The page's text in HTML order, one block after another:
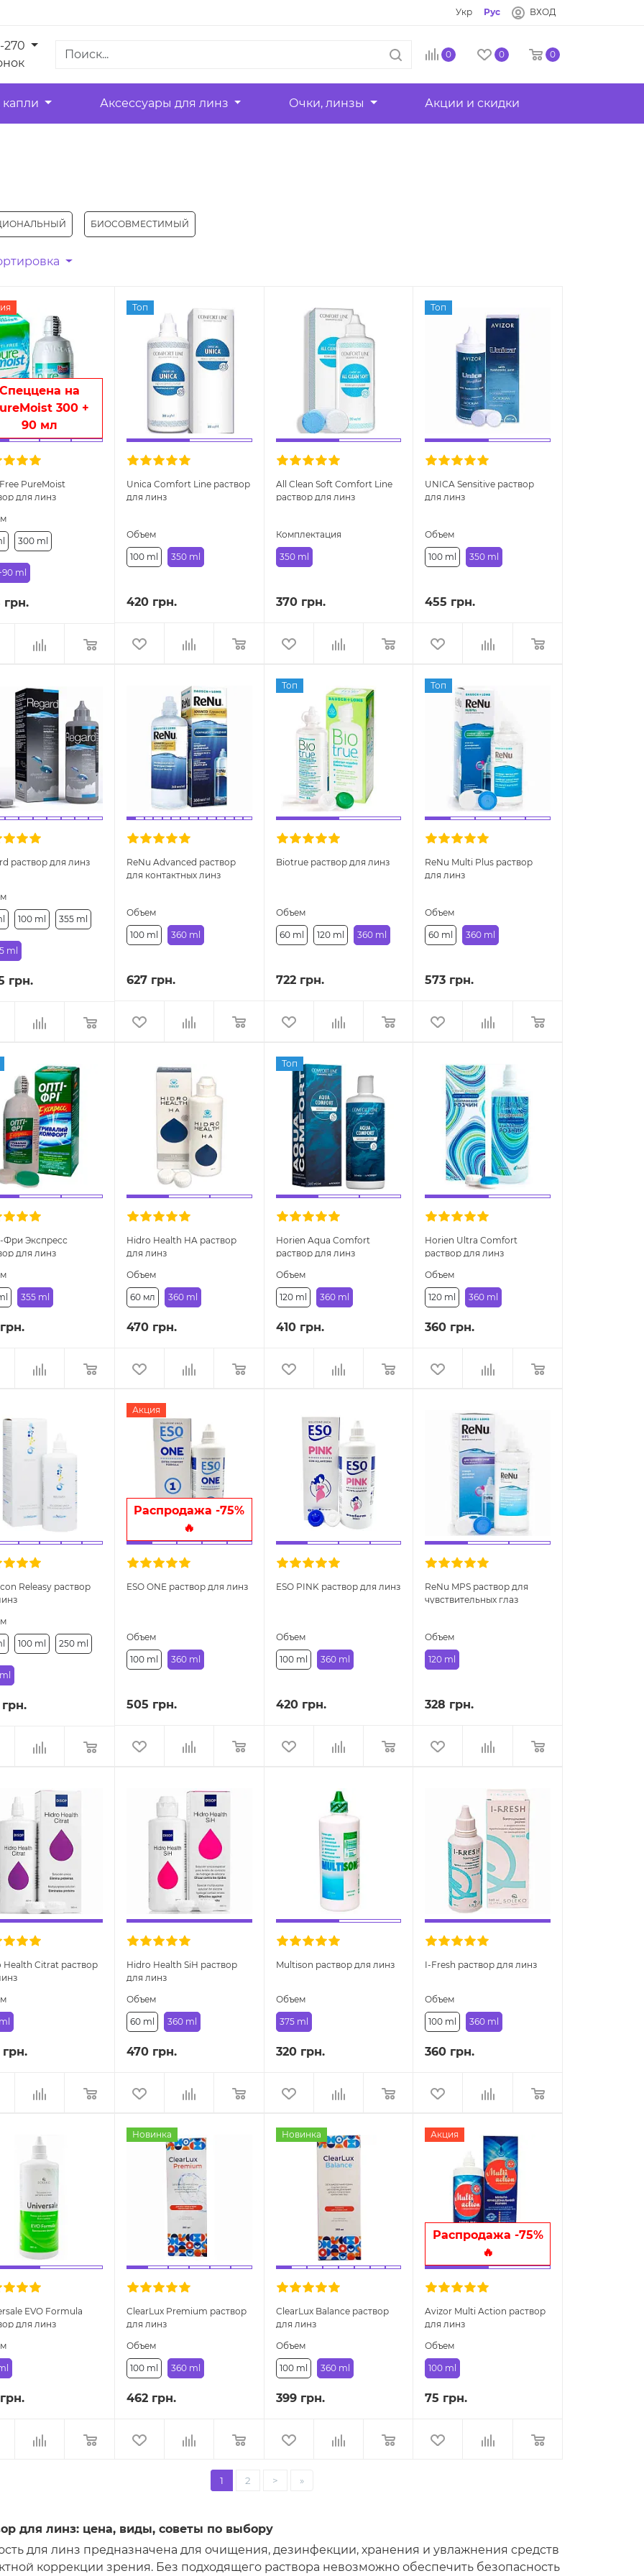
Укр Рус ВХОД
270
0 0 0
капли Аксессуары для линз Очки, линзы Акции и скидки
БИОСОВМЕСТИМЫЙ
Спеццена на
300 +
90 мл
PureMoist
для линз
300 ml
ml
грн.
Топ
Unica Comfort Line раствор
для линз
Объем
100 ml 350 ml
420 грн.
All Clean Soft Comfort Line
раствор для линз
Комплектация
350 ml
370 грн.
Топ
UNICA Sensitive раствор
для линз
Объем
100 ml 350 ml
455 грн.
раствор для линз
100 ml 355 ml
ml
грн.
ReNu Advanced раствор
для контактных линз
Объем
100 ml 360 ml
627 грн.
Топ
Biotrue раствор для линз
Объем
60 ml 120 ml 360 ml
722 грн.
Топ
ReNu Multi Plus раствор
для линз
Объем
60 ml 360 ml
573 грн.
Фри Экспресс
для линз
355 ml
Hidro Health HA раствор
для линз
Объем
60 мл 360 ml
470 грн.
Топ
Horien Aqua Comfort
раствор для линз
Объем
120 ml 360 ml
410 грн.
Horien Ultra Comfort
раствор для линз
Объем
120 ml 360 ml
360 грн.
Releasy раствор
100 ml 250 ml
Акция
Pаспродажа -75%
🔥
ESO ONE раствор для линз
Объем
100 ml 360 ml
505 грн.
ESO PINK раствор для линз
Объем
100 ml 360 ml
420 грн.
ReNu MPS раствор для
чувствительных глаз
Объем
120 ml
328 грн.
Health Citrat раствор
Hidro Health SiH раствор
для линз
Объем
60 ml 360 ml
470 грн.
Multison раствор для линз
Объем
375 ml
320 грн.
I-Fresh раствор для линз
Объем
100 ml 360 ml
360 грн.
EVO Formula
для линз
Новинка
ClearLux Premium раствор
для линз
Объем
100 ml 360 ml
462 грн.
Новинка
ClearLux Balance раствор
для линз
Объем
100 ml 360 ml
399 грн.
Акция
Распродажа -75%
🔥
Avizor Multi Action раствор
для линз
Объем
100 ml
75 грн.
1 2 > »
для линз: цена, виды, советы по выбору
для линз предназначена для очищения, дезинфекции, хранения и увлажнения средств
коррекции зрения. Без подходящего раствора невозможно обеспечить безопасность